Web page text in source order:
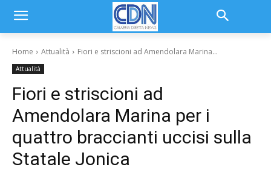
Home Attualità Fiori e striscioni ad Amendolara Marina...
Attualità
Fiori e striscioni ad
Amendolara Marina per i
quattro braccianti uccisi sulla
Statale Jonica